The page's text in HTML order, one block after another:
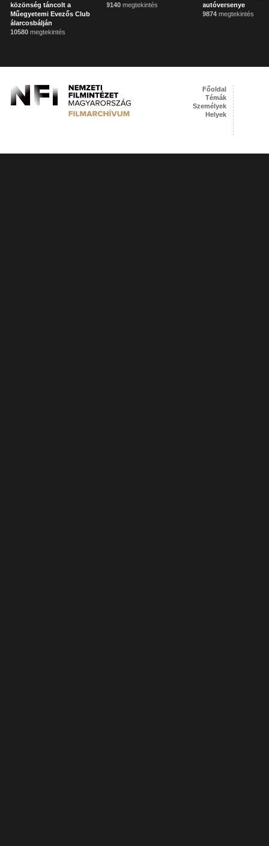
közönség táncolt a
Műegyetemi Evezős Club
álarcosbálján
10580 megtekintés
9140 megtekintés
autóversenye
9874 megtekintés
Főoldal
Témák
Személyek
Helyek